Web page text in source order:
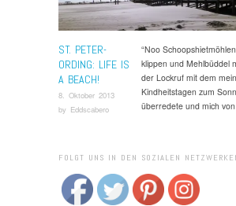
ST. PETER-
ORDING: LIFE IS
A BEACH!
8. Oktober 2013
by Eddscabero
“Noo
klippen und Mehlbüddel
der Lockruf mit dem
Kindheitstagen zum
überredete und mich
FOLGT UNS IN DEN SOZIALEN